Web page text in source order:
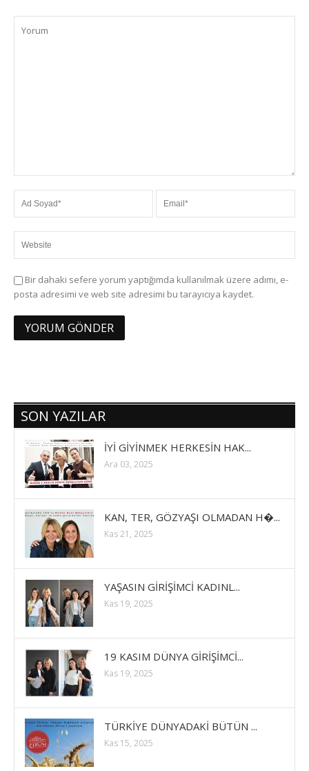
Bir dahaki sefere yorum yaptığımda kullanılmak üzere adımı, e-
posta adresimi ve web site adresimi bu tarayıcıya kaydet.
SON YAZILAR
İYİ GİYİNMEK HERKESİN HAK...
Ara 03, 2025
KAN, TER, GÖZYAŞI OLMADAN H�...
Kas 21, 2025
YAŞASIN GİRİŞİMCİ KADINL...
Kas 19, 2025
19 KASIM DÜNYA GİRİŞİMCİ...
Kas 19, 2025
TÜRKİYE DÜNYADAKİ BÜTÜN ...
Kas 15, 2025